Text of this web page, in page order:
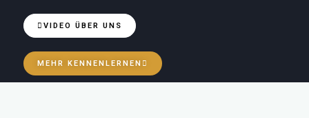
VIDEO ÜBER UNS
MEHR KENNENLERNEN